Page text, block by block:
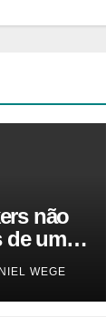
não
de um
WEGE